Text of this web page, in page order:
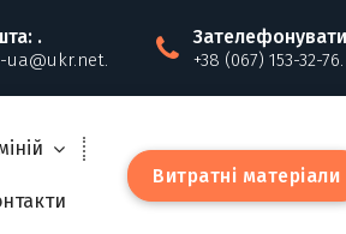
.
ua@ukr.net. +38 (067) 153-32-76.
Витратні матеріали